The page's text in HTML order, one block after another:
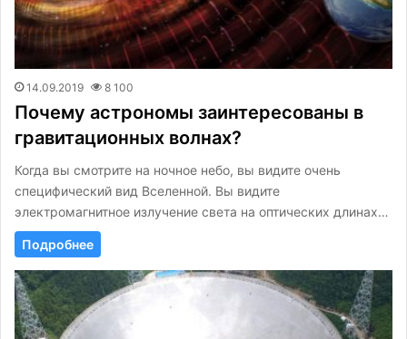
14.09.2019 8 100
Почему астрономы заинтересованы в
гравитационных волнах?
Когда вы смотрите на ночное небо, вы видите очень
специфический вид Вселенной. Вы видите
электромагнитное излучение света на оптических длинах…
Подробнее